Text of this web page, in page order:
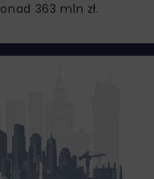
363 mln zł.